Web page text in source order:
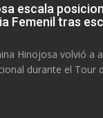
escala
Femenil tras
Hinojosa volvió a
durante el Tour